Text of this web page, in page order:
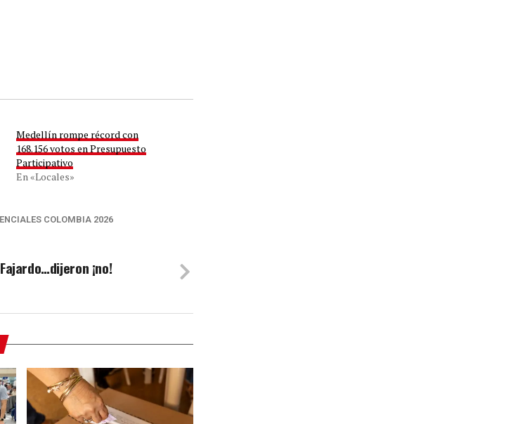
Medellín rompe récord con
168.156 votos en Presupuesto
Participativo
En «Locales»
COLOMBIA 2026
¡no!